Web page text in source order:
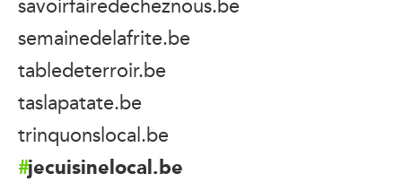
semainedelafrite.be
tabledeterroir.be
taslapatate.be
trinquonslocal.be
jecuisinelocal.be